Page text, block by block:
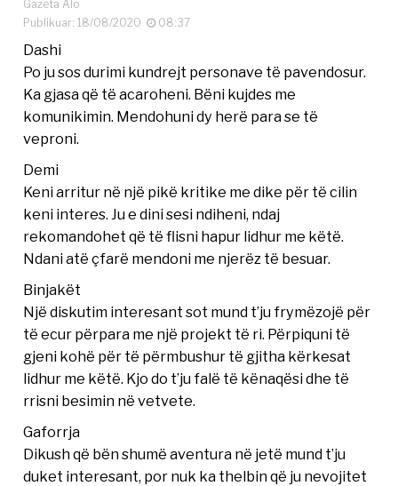
Gazeta Alo
Publikuar: 18/08/2020
08:37
Dashi
Po ju sos durimi kundrejt personave të pavendosur.
Ka gjasa që të acaroheni. Bëni kujdes me
komunikimin. Mendohuni dy herë para se të
veproni.
Demi
Keni arritur në një pikë kritike me dike për të cilin
keni interes. Ju e dini sesi ndiheni, ndaj
rekomandohet që të flisni hapur lidhur me këtë.
Ndani atë çfarë mendoni me njerëz të besuar.
Binjakët
Një diskutim interesant sot mund t’ju frymëzojë për
të ecur përpara me një projekt të ri. Përpiquni të
gjeni kohë për të përmbushur të gjitha kërkesat
lidhur me këtë. Kjo do t’ju falë të kënaqësi dhe të
rrisni besimin në vetvete.
Gaforrja
Dikush që bën shumë aventura në jetë mund t’ju
duket interesant, por nuk ka thelbin që ju nevojitet